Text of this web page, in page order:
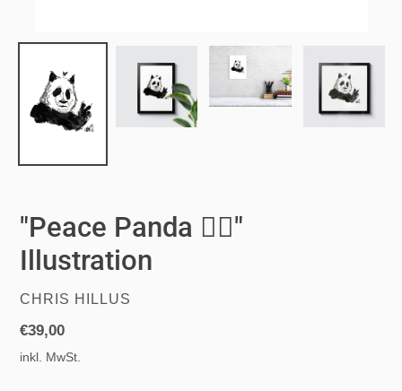
"Peace Panda ✌🏻"
Illustration
VERKÄUFER
CHRIS HILLUS
Normaler
Preis
€39,00
inkl. MwSt.